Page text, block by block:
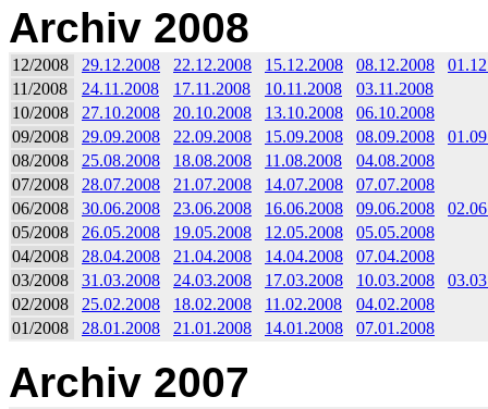
Archiv 2008
12/2008 29.12.2008 22.12.2008 15.12.2008 08.12.2008
11/2008
24.11.2008 17.11.2008 10.11.2008
03.11.2008
10/2008
27.10.2008 20.10.2008 13.10.2008
06.10.2008
09/2008
29.09.2008 22.09.2008 15.09.2008 08.09.2008
08/2008
25.08.2008 18.08.2008 11.08.2008
04.08.2008
07/2008
28.07.2008 21.07.2008 14.07.2008
07.07.2008
06/2008
30.06.2008 23.06.2008 16.06.2008 09.06.2008
05/2008
26.05.2008 19.05.2008 12.05.2008
05.05.2008
04/2008
28.04.2008 21.04.2008 14.04.2008
07.04.2008
03/2008
31.03.2008 24.03.2008 17.03.2008 10.03.2008
02/2008
25.02.2008 18.02.2008 11.02.2008
04.02.2008
01/2008
28.01.2008 21.01.2008 14.01.2008 07.01.2008
Archiv 2007